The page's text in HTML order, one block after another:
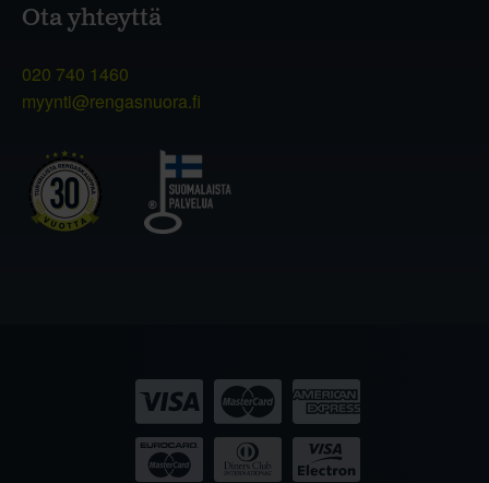
Ota yhteyttä
020 740 1460
myynti@rengasnuora.fi